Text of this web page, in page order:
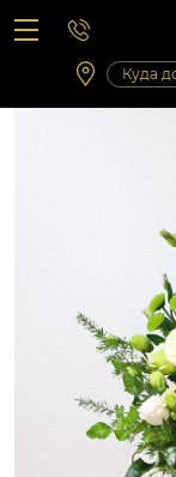
Вопросы-ответы
Сб 10:00 ‐ 14:00
Выходные и